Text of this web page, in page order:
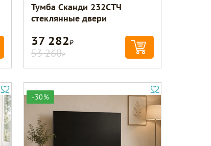
Тумба Сканди 232СТЧ
стеклянные двери
37 282Р
53 260Р
-30%